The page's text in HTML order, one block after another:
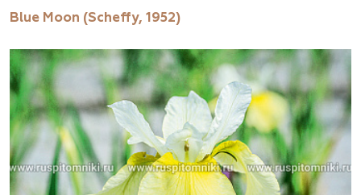
Blue Moon (Scheffy, 1952)